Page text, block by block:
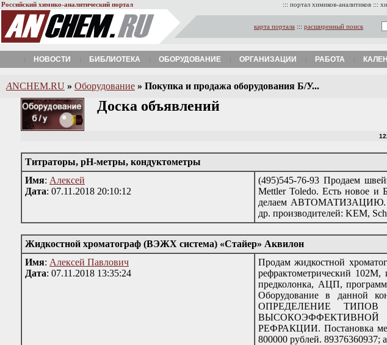
Российский химико-аналитический портал ::: портал химиков-аналитиков :::
карта портала ::: расширенный поиск
НОВОСТИ БИБЛИОТЕКА ОБОРУДОВАНИЕ ОРГАНИЗАЦИИ РАБОТА
ANCHEM.RU » Оборудование » Покупка и продажа оборудования Б/У...
Доска объявлений
Титраторы, рН-метры, кондуктометры
Имя: Алексей
Дата: 07.11.2018 20:10:12
(495)545-76-93 Продаем
Mettler Toledo. Есть новое и
делаем АВТОМАТИЗАЦИЮ.
др. производителей: KEM,
Жидкостной хроматограф (ВЭЖХ система) «Стайер» Аквилон
Имя: Алексей Павлович
Дата: 07.11.2018 13:35:24
Продам жидкостной
рефрактометрический
предколонка, АЦП,
Оборудование в данной
ОПРЕДЕЛЕНИЕ
РЕФРАКЦИИ. Постановка
800000 рублей. 89376360937;